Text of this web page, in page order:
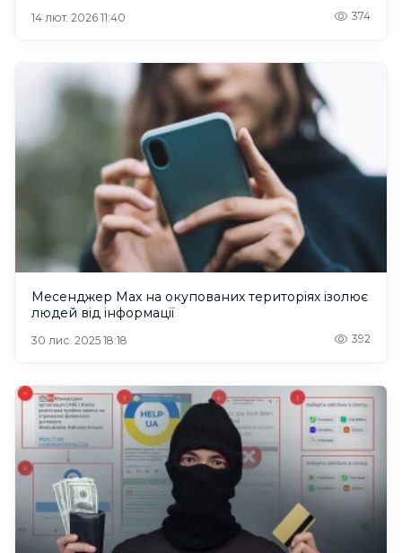
14 лют. 2026 11:40 374
Месенджер Мах на окупованих територіях ізолює
людей від інформації
30 лис. 2025 18:18 392